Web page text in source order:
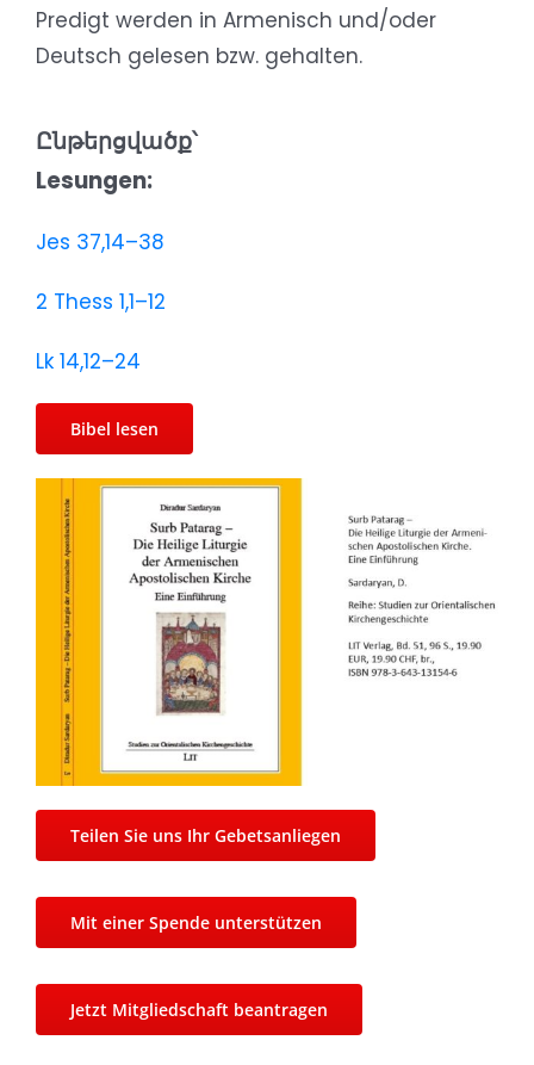
Predigt werden in Armenisch und/oder
Deutsch gelesen bzw. gehalten.
Ընթերցվածք՝
Lesungen:
Jes 37,14–38
2 Thess 1,1–12
Lk 14,12–24
Bibel lesen
Teilen Sie uns Ihr Gebetsanliegen
Mit einer Spende unterstützen
Jetzt Mitgliedschaft beantragen